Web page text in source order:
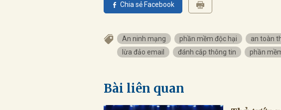
Chia sẻ Facebook
An ninh mạng phần mềm độc hại an toàn
lừa đảo email
đánh cắp thông tin phần
Bài liên quan